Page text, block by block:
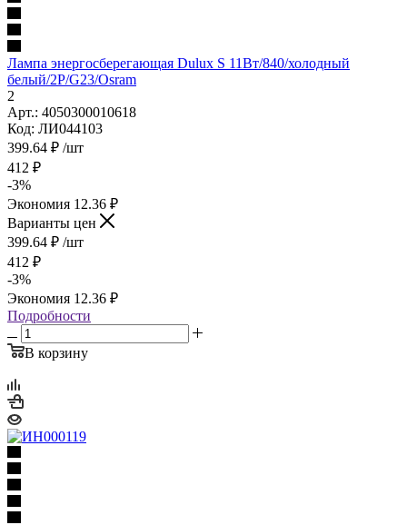
Лампа энергосберегающая Dulux S 11Вт/840/холодный
белый/2Р/G23/Osram
2
Арт.: 4050300010618
Код: ЛИ044103
399.64 ₽ /шт
412 ₽
-3%
Экономия 12.36 ₽
Варианты цен
399.64 ₽ /шт
412 ₽
-3%
Экономия 12.36 ₽
Подробности
В корзину